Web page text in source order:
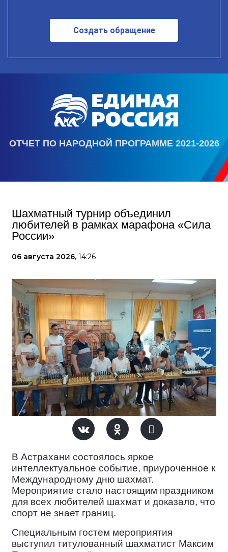
Создать обращение
ОТЧЕТ ПО НАРОДНОЙ ПРОГРАММЕ 2021-2026
Шахматный турнир объединил
любителей в рамках марафона «Сила
России»
06 августа 2026, 14:26
В Астрахани состоялось яркое
интеллектуальное событие, приуроченное к
Международному дню шахмат.
Мероприятие стало настоящим праздником
для всех любителей шахмат и доказало, что
спорт не знает границ.
Специальным гостем мероприятия
выступил титулованный шахматист Максим